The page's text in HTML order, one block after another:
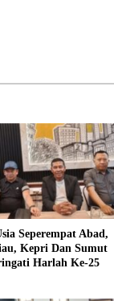
Seperempat Abad,
Kepri Dan Sumut
Harlah Ke-25